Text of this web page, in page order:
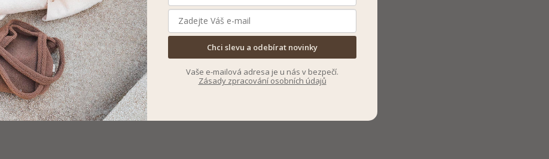
Chci slevu a odebírat novinky
Vaše e-mailová adresa je u nás v bezpečí.
Zásady zpracování osobních údajů